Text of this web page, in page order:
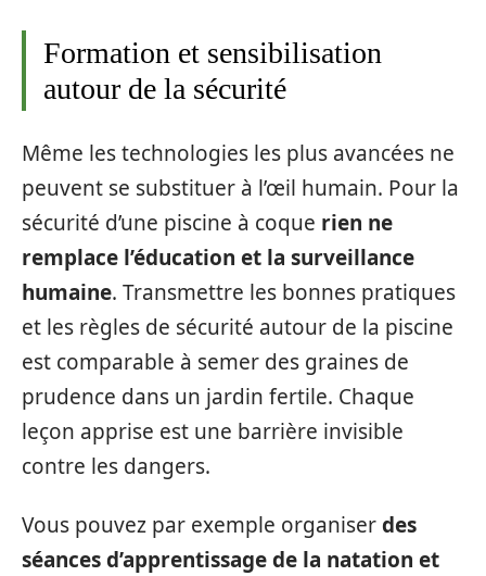
Formation et sensibilisation
autour de la sécurité
Même les technologies les plus avancées ne
peuvent se substituer à l’œil humain. Pour la
sécurité d’une piscine à coque rien ne
remplace l’éducation et la surveillance
humaine. Transmettre les bonnes pratiques
et les règles de sécurité autour de la piscine
est comparable à semer des graines de
prudence dans un jardin fertile. Chaque
leçon apprise est une barrière invisible
contre les dangers.
Vous pouvez par exemple organiserdes
séances d’apprentissage de la natation et